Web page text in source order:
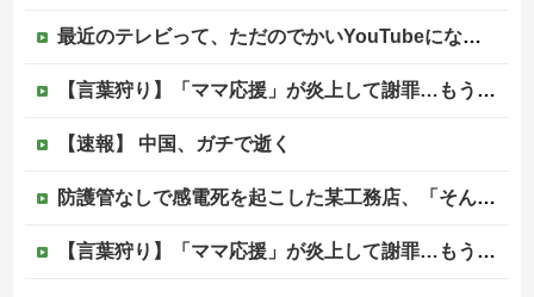
最近のテレビって、ただのでかいYouTubeになりつつあるよな他
【言葉狩り】「ママ応援」が炎上して謝罪…もう何も言えない
【速報】 中国、ガチで逝く
防護管なしで感電死を起こした某工務店、「そんな危険な現場お断りしますわ!と断って正解やったわ」と業者が業界事情を告白
【言葉狩り】「ママ応援」が炎上して謝罪…もう何も言えない